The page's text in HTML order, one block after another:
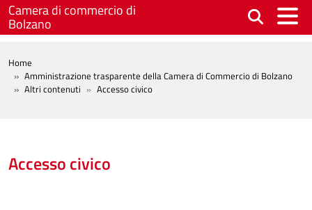
Salta al contenuto principale
Camera di commercio di
Bolzano
BREADCRUMB
Home
Amministrazione trasparente della Camera di Commercio di Bolzano
Altri contenuti
Accesso civico
Accesso civico